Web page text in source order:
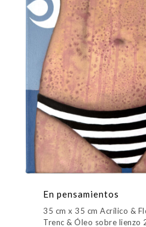
En pensamientos
35 cm x 35 cm Acrílico &
Trenc & Óleo sobre lienzo